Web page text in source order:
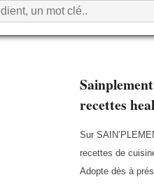
recettes
Sur
recettes de
Adopte dès à